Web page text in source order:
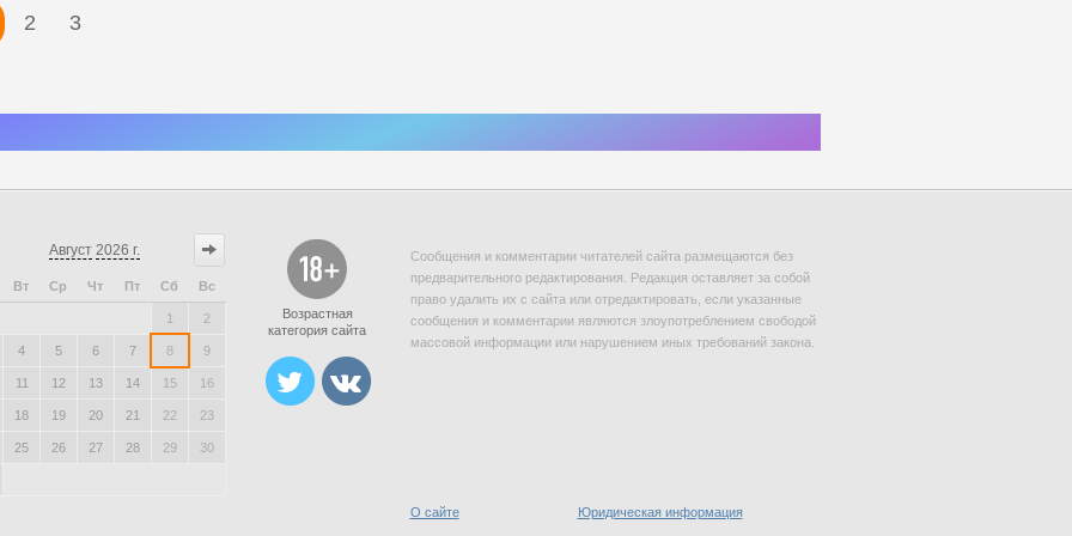
2 3
Август 2026 г.
Вт Ср Чт Пт Сб Вс
1 2
4 5 6 7 8 9
11 12 13 14 15 16
18 19 20 21 22 23
25 26 27 28 29 30
Возрастная
категория сайта
Сообщения и комментарии читателей сайта размещаются без
предварительного редактирования. Редакция оставляет за собой
право удалить их с сайта или отредактировать, если указанные
сообщения и комментарии являются злоупотреблением свободой
массовой информации или нарушением иных требований закона.
О сайте Юридическая информация